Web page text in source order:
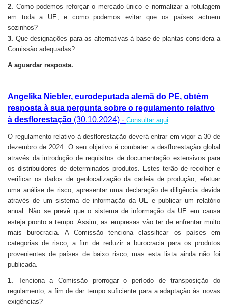
2. Como podemos reforçar o mercado único e normalizar a rotulagem
em toda a UE, e como podemos evitar que os países actuem
sozinhos?
3. Que designações para as alternativas à base de plantas considera a
Comissão adequadas?
A aguardar resposta.
Angelika Niebler, eurodeputada alemã do PE, obtém
resposta à sua pergunta sobre o regulamento relativo
à desflorestação (30.10.2024) - Consultar aqui
O regulamento relativo à desflorestação deverá entrar em vigor a 30 de
dezembro de 2024. O seu objetivo é combater a desflorestação global
através da introdução de requisitos de documentação extensivos para
os distribuidores de determinados produtos. Estes terão de recolher e
verificar os dados de geolocalização da cadeia de produção, efetuar
uma análise de risco, apresentar uma declaração de diligência devida
através de um sistema de informação da UE e publicar um relatório
anual. Não se prevê que o sistema de informação da UE em causa
esteja pronto a tempo. Assim, as empresas vão ter de enfrentar muito
mais burocracia. A Comissão tenciona classificar os países em
categorias de risco, a fim de reduzir a burocracia para os produtos
provenientes de países de baixo risco, mas esta lista ainda não foi
publicada.
1. Tenciona a Comissão prorrogar o período de transposição do
regulamento, a fim de dar tempo suficiente para a adaptação às novas
exigências?